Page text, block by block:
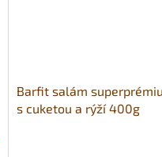
Barfit salám
s cuketou a rýží 400g